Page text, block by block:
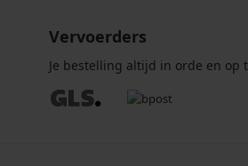
Vervoerders
Je bestelling altijd in orde en op